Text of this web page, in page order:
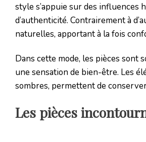
style s’appuie sur des influences
d’authenticité. Contrairement à
naturelles, apportant à la fois
Dans cette mode, les pièces sont
une sensation de bien-être. Les
sombres, permettent de
Les pièces